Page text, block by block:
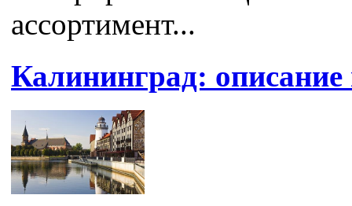
ассортимент...
Калининград: описание